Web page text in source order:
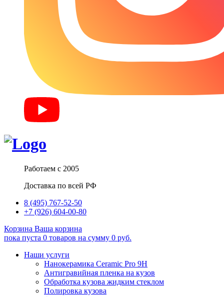
Работаем с 2005
Доставка по всей РФ
8 (495) 767-52-50
+7 (926) 604-00-80
Корзина Ваша корзина
пока пуста 0 товаров на сумму 0 руб.
Наши услуги
Нанокерамика Ceramic Pro 9H
Антигравийная пленка на кузов
Обработка кузова жидким стеклом
Полировка кузова